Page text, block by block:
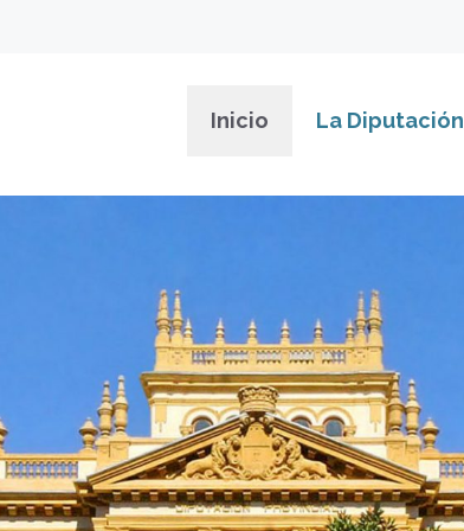
Inicio La Diputación